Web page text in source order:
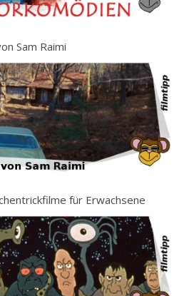
Sam Raimi
für Erwachsene